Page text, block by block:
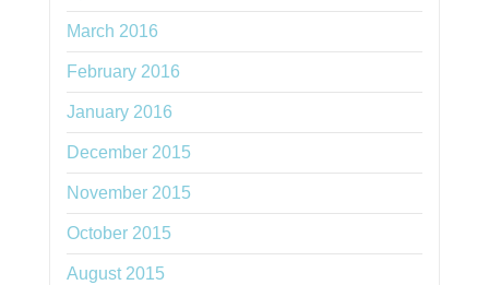
March 2016
February 2016
January 2016
December 2015
November 2015
October 2015
August 2015